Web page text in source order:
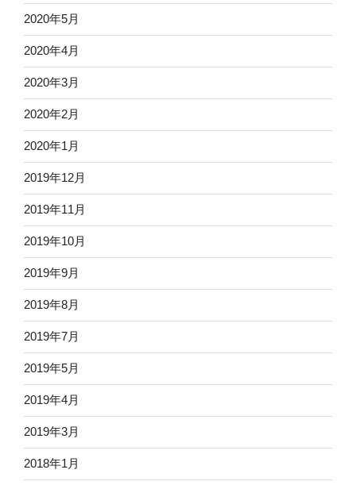
2020年5月
2020年4月
2020年3月
2020年2月
2020年1月
2019年12月
2019年11月
2019年10月
2019年9月
2019年8月
2019年7月
2019年5月
2019年4月
2019年3月
2018年1月